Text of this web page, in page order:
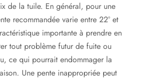
de la tuile. En général, pour une
recommandée varie entre 22° et
importante à prendre en
tout problème futur de fuite ou
ce qui pourrait endommager la
Une pente inappropriée peut